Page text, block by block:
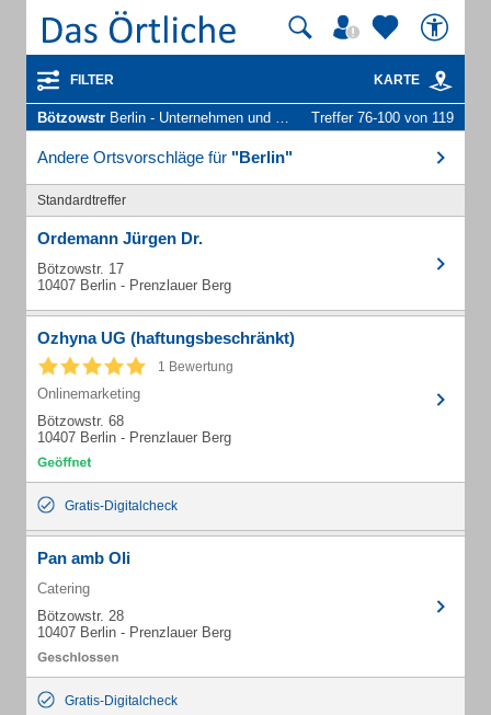
FILTER KARTE
Bötzowstr Berlin - Unternehmen und Personen Treffer 76-100 von 119
Andere Ortsvorschläge für "Berlin"
Standardtreffer
Ordemann Jürgen Dr.
Bötzowstr. 17
10407 Berlin - Prenzlauer Berg
Ozhyna UG (haftungsbeschränkt)
1 Bewertung
Onlinemarketing
Bötzowstr. 68
10407 Berlin - Prenzlauer Berg
Gratis-Digitalcheck
Pan amb Oli
Catering
Bötzowstr. 28
10407 Berlin - Prenzlauer Berg
Gratis-Digitalcheck